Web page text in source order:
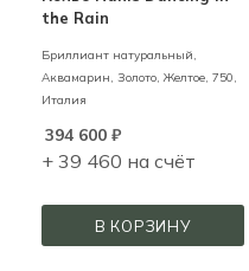
the Rain
Бриллиант натуральный,
Аквамарин, Золото, Желтое, 750,
Италия
394 600 ₽
+ 39 460 на счёт
В КОРЗИНУ